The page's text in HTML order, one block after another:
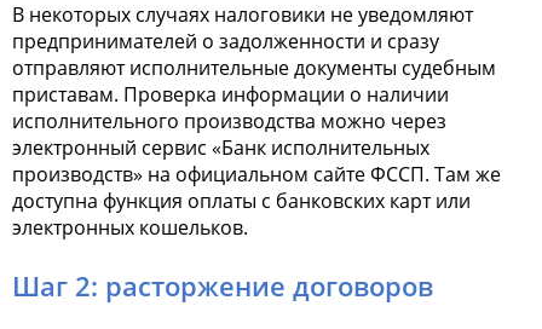
В некоторых случаях налоговики не уведомляют
предпринимателей о задолженности и сразу
отправляют исполнительные документы судебным
приставам. Проверка информации о наличии
исполнительного производства можно через
электронный сервис «Банк исполнительных
производств» на официальном сайте ФССП. Там же
доступна функция оплаты с банковских карт или
электронных кошельков.
Шаг 2: расторжение договоров